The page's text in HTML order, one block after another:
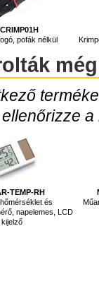
pofák nélkül
még
TEMP-RH
és
napelemes, LCD
kijelző